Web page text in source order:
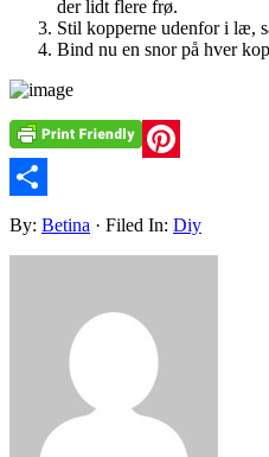
der lidt flere frø.
Stil kopperne udenfor i læ,
Bind nu en snor på hver
Pinterest
Share
By: Betina · Filed In: Diy